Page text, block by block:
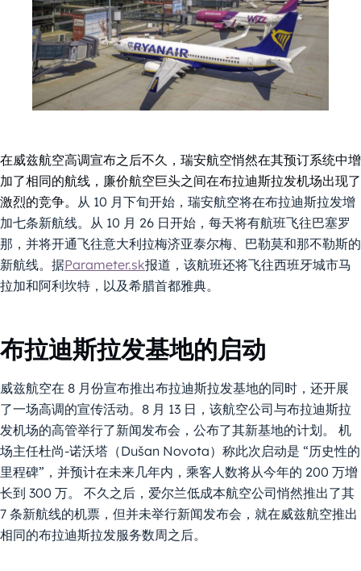
在威兹航空高调宣布之后不久，瑞安航空悄然在其预订系统中增
加了相同的航线，廉价航空巨头之间在布拉迪斯拉发机场出现了
激烈的竞争。 从 10 月下旬开始，瑞安航空将在布拉迪斯拉发增
加七条新航线。从 10 月 26 日开始，每天将有航班飞往巴塞罗
那，并将开通飞往意大利拉梅济亚泰尔梅、巴勒莫和那不勒斯的
新航线。据Parameter.sk报道，该航班还将飞往西班牙城市马
拉加和阿利坎特，以及希腊首都雅典。
布拉迪斯拉发基地的启动
威兹航空在 8 月份宣布推出布拉迪斯拉发基地的同时，还开展
了一场高调的宣传活动。8 月 13 日，该航空公司与布拉迪斯拉
发机场的高管举行了新闻发布会，公布了其新基地的计划。 机
场主任杜尚-诺沃塔（Dušan Novota）称此次启动是 “历史性的
里程碑”，并预计在未来几年内，乘客人数将从今年的 200 万增
长到 300 万。 不久之后，爱尔兰低成本航空公司悄然推出了其
7 条新航线的机票，但并未举行新闻发布会，就在威兹航空推出
相同的布拉迪斯拉发服务数周之后。